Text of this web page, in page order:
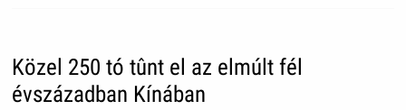
Közel 250 tó tûnt el az elmúlt fél
évszázadban Kínában